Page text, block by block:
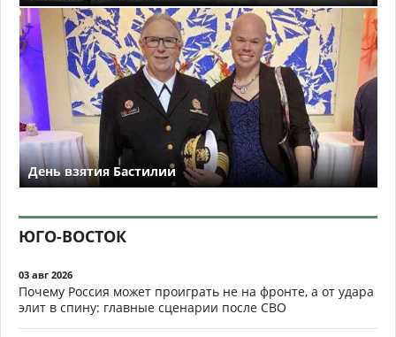
День взятия Бастилии
ЮГО-ВОСТОК
03 авг 2026
Почему Россия может проиграть не на фронте, а от удара
элит в спину: главные сценарии после СВО